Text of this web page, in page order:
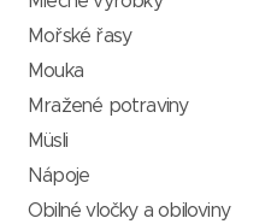
Mořské řasy
Mouka
Mražené potraviny
Müsli
Nápoje
Obilné vločky a obiloviny